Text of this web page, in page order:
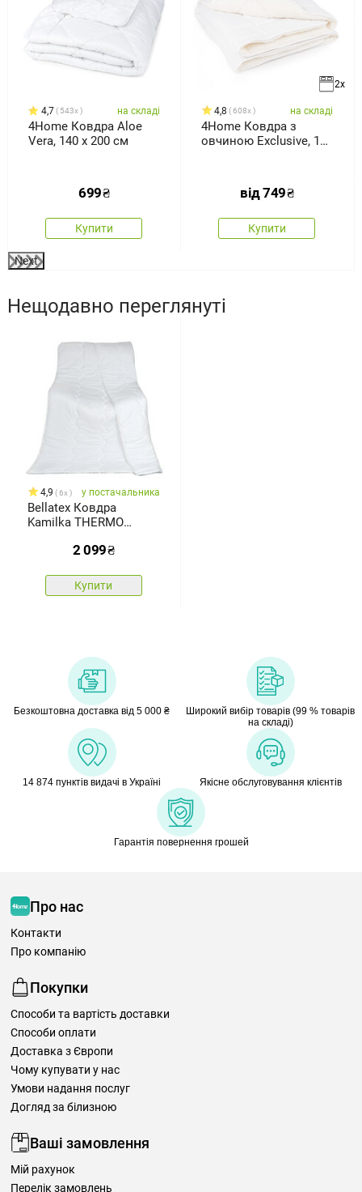
4,7 543x на складі
4Home Ковдра Aloe
Vera, 140 x 200 см
699₴
Купити
2x
4,8 608x на складі
4Home Ковдра з
овчиною Exclusive, 140
від749₴
Купити
Next
Нещодавно переглянуті
4,9 6x у постачальника
Bellatex Ковдра
Kamilka THERMO
2 099₴
Купити
Безкоштовна доставка від 5 000 ₴
Широкий вибір товарів (99 % товарів
на складі)
14 874 пунктів видачі в Україні Якісне обслуговування клієнтів
Гарантія повернення грошей
Про нас
Контакти
Про компанію
Покупки
Способи та вартість доставки
Способи оплати
Доставка з Європи
Чому купувати у нас
Умови надання послуг
Догляд за білизною
Ваші замовлення
Мій рахунок
Перелік замовлень